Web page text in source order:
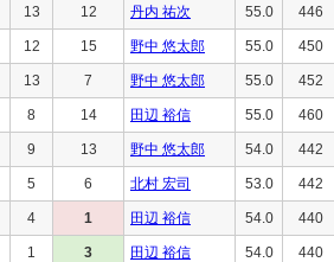
13 12 丹内 祐次 55.0 446
12 15 野中 悠太郎 55.0 450
13 7 野中 悠太郎 55.0 452
8 14 田辺 裕信 55.0 460
9 13 野中 悠太郎 54.0 442
5 6 北村 宏司 53.0 442
4 1 田辺 裕信 54.0 440
1 3 田辺 裕信 54.0 440